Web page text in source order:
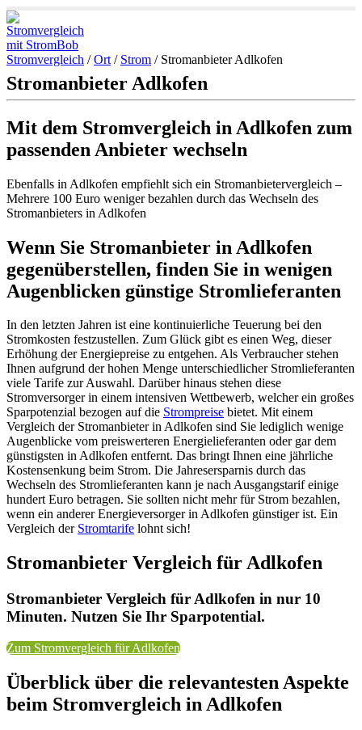
Stromvergleich /Ort / Strom / Stromanbieter Adlkofen
Stromanbieter Adlkofen
Mit dem Stromvergleich in Adlkofen zum
passenden Anbieter wechseln
Ebenfalls in Adlkofen empfiehlt sich ein Stromanbietervergleich –
Mehrere 100 Euro weniger bezahlen durch das Wechseln des
Stromanbieters in Adlkofen
Wenn Sie Stromanbieter in Adlkofen
gegenüberstellen, finden Sie in wenigen
Augenblicken günstige Stromlieferanten
In den letzten Jahren ist eine kontinuierliche Teuerung bei den
Stromkosten festzustellen. Zum Glück gibt es einen Weg, dieser
Erhöhung der Energiepreise zu entgehen. Als Verbraucher stehen
Ihnen aufgrund der hohen Menge unterschiedlicher Stromlieferanten
viele Tarife zur Auswahl. Darüber hinaus stehen diese
Stromversorger in einem intensiven Wettbewerb, welcher ein großes
Sparpotenzial bezogen auf die Strompreise bietet. Mit einem
Vergleich der Stromanbieter in Adlkofen sind Sie lediglich wenige
Augenblicke vom preiswerteren Energielieferanten oder gar dem
günstigsten in Adlkofen entfernt. Das bringt Ihnen eine jährliche
Kostensenkung beim Strom. Die Jahresersparnis durch das
Wechseln des Stromlieferanten kann je nach Ausgangstarif einige
hundert Euro betragen. Sie sollten nicht mehr für Strom bezahlen,
wenn ein anderer Energieversorger in Adlkofen günstiger ist. Ein
Vergleich der Stromtarife lohnt sich!
Stromanbieter Vergleich für Adlkofen
Stromanbieter Vergleich für Adlkofen in nur 10
Minuten. Nutzen Sie Ihr Sparpotential.
Zum Stromvergleich für Adlkofen
Überblick über die relevantesten Aspekte
beim Stromvergleich in Adlkofen